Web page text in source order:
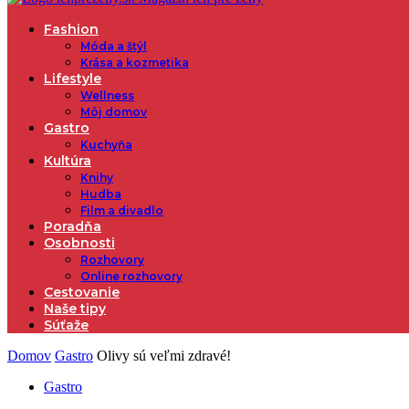
Fashion
Móda a štýl
Krása a kozmetika
Lifestyle
Wellness
Môj domov
Gastro
Kuchyňa
Kultúra
Knihy
Hudba
Film a divadlo
Poradňa
Osobnosti
Rozhovory
Online rozhovory
Cestovanie
Naše tipy
Súťaže
Domov Gastro Olivy sú veľmi zdravé!
Gastro